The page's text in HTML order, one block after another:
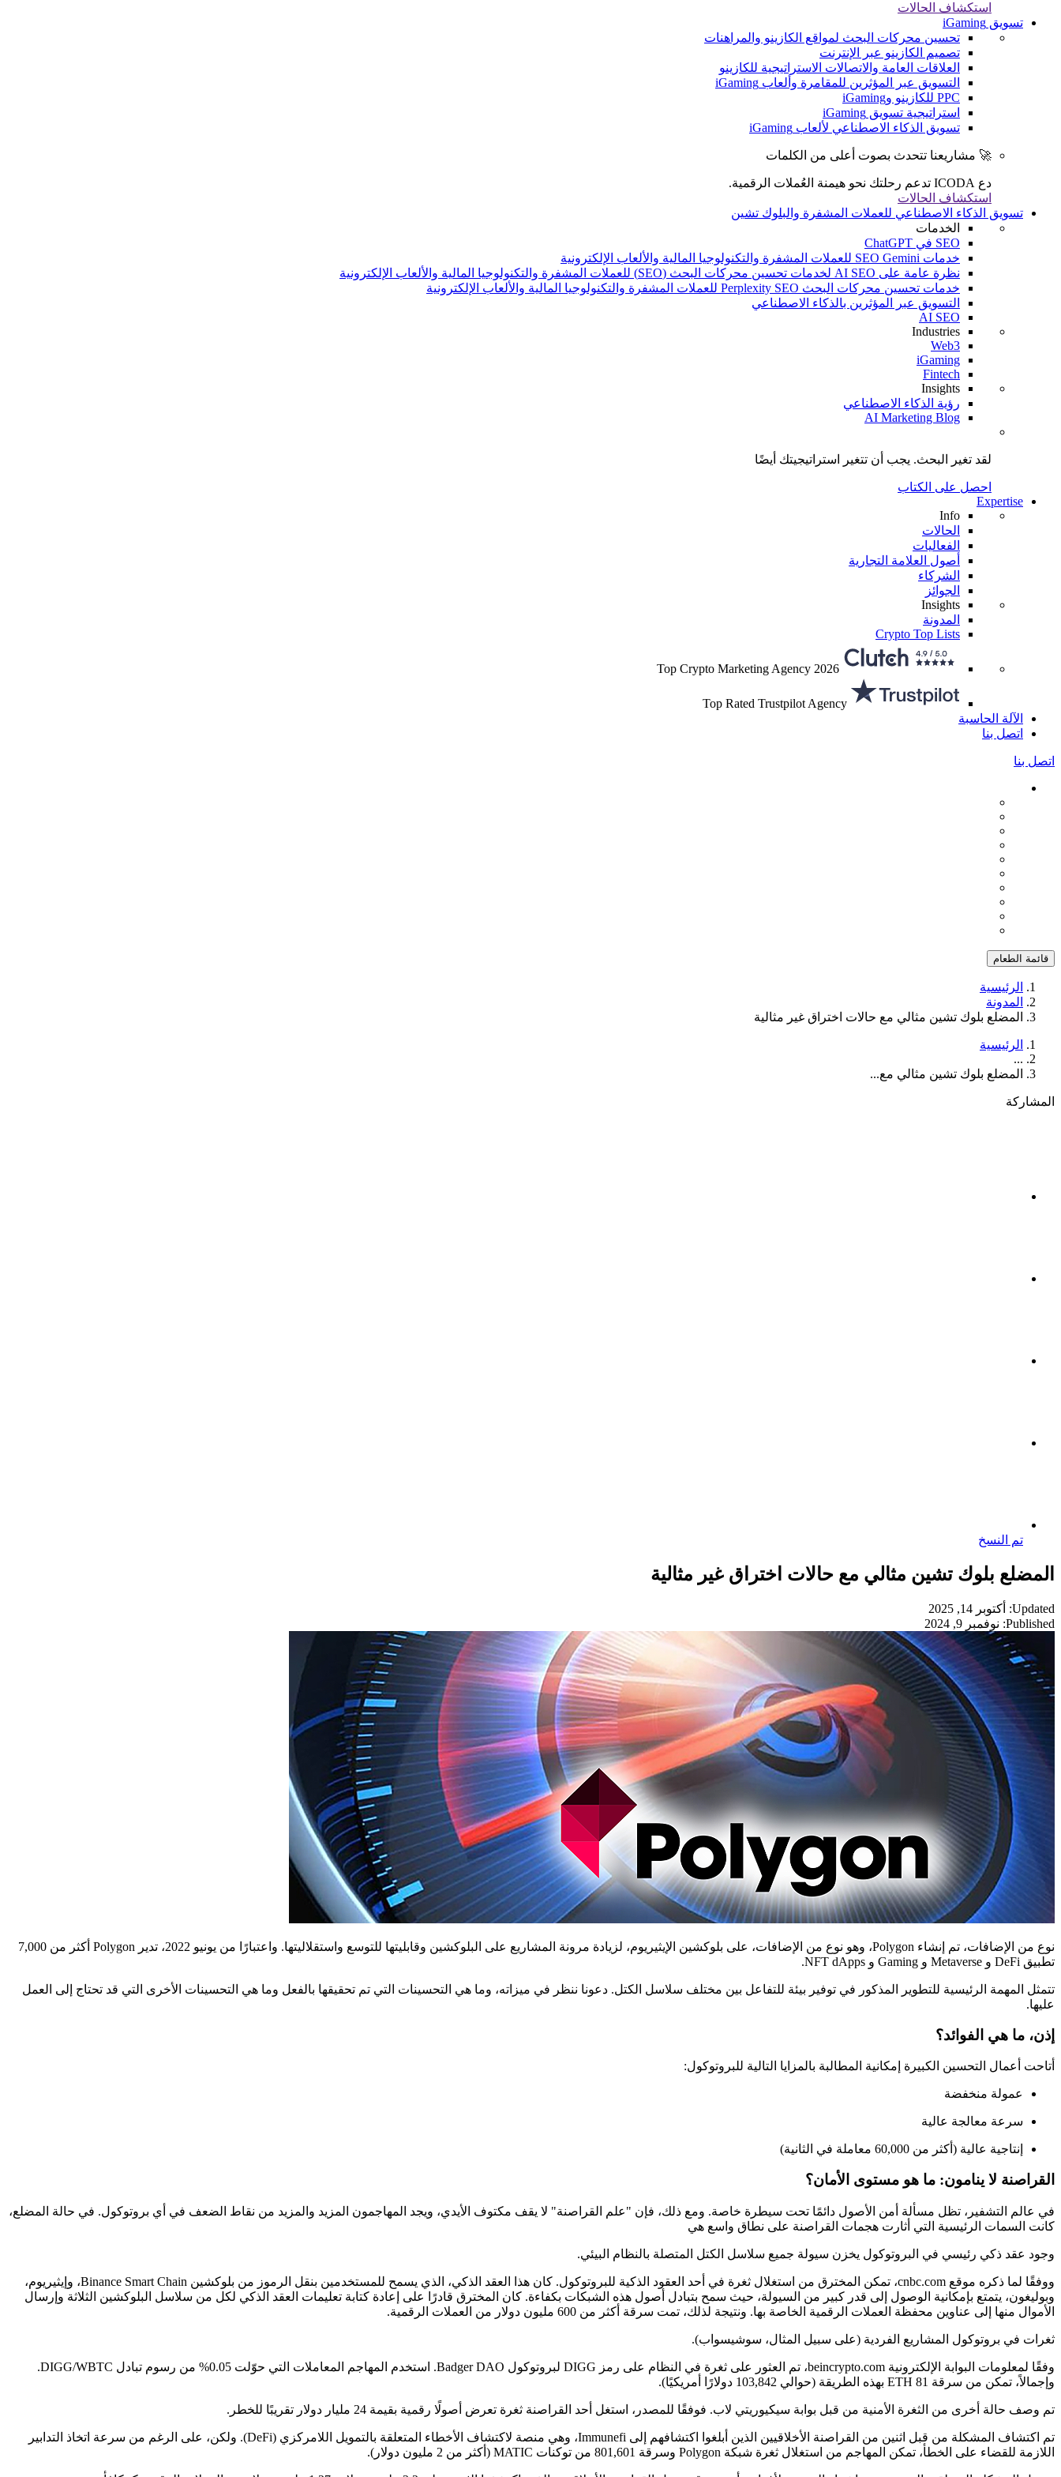
استكشاف الحالات
تسويق iGaming
تحسين محركات البحث لمواقع الكازينو والمراهنات
تصميم الكازينو عبر الإنترنت
العلاقات العامة والاتصالات الاستراتيجية للكازينو
التسويق عبر المؤثرين للمقامرة وألعاب iGaming
PPC للكازينو وiGaming
استراتيجية تسويق iGaming
تسويق الذكاء الاصطناعي لألعاب iGaming
🚀 مشاريعنا تتحدث بصوت أعلى من الكلمات
دع ICODA تدعم رحلتك نحو هيمنة العُملات الرقمية.
استكشاف الحالات
تسويق الذكاء الاصطناعي للعملات المشفرة والبلوك تشين
الخدمات
SEO في ChatGPT
خدمات SEO Gemini للعملات المشفرة والتكنولوجيا المالية والألعاب الإلكترونية
نظرة عامة على AI SEO لخدمات تحسين محركات البحث (SEO) للعملات المشفرة والتكنولوجيا المالية والألعاب الإلكترونية
خدمات تحسين محركات البحث Perplexity SEO للعملات المشفرة والتكنولوجيا المالية والألعاب الإلكترونية
التسويق عبر المؤثرين بالذكاء الاصطناعي
AI SEO
Industries
Web3
iGaming
Fintech
Insights
رؤية الذكاء الاصطناعي
AI Marketing Blog
لقد تغير البحث. يجب أن تتغير استراتيجيتك أيضًا
احصل على الكتاب
Expertise
Info
الحالات
الفعاليات
أصول العلامة التجارية
الشركاء
الجوائز
Insights
المدونة
Crypto Top Lists
Top Crypto Marketing Agency 2026
Top Rated Trustpilot Agency
الآلة الحاسبة
اتصل بنا
اتصل بنا
قائمة الطعام
الرئيسية
المدونة
المضلع بلوك تشين مثالي مع حالات اختراق غير مثالية
الرئيسية
...
المضلع بلوك تشين مثالي مع...
المشاركة
تم النسخ
المضلع بلوك تشين مثالي مع حالات اختراق غير مثالية
Updated: أكتوبر 14, 2025
Published: نوفمبر 9, 2024
نوع من الإضافات، تم إنشاء Polygon، وهو نوع من الإضافات، على بلوكشين الإيثيريوم، لزيادة مرونة المشاريع على البلوكشين وقابليتها للتوسع واستقلاليتها. واعتبارًا من يونيو 2022، تدير Polygon أكثر من 7,000
تطبيق DeFi و Metaverse و Gaming و NFT dApps.
تتمثل المهمة الرئيسية للتطوير المذكور في توفير بيئة للتفاعل بين مختلف سلاسل الكتل. دعونا ننظر في ميزاته، وما هي التحسينات التي تم تحقيقها بالفعل وما هي التحسينات الأخرى التي قد تحتاج إلى العمل
عليها.
إذن، ما هي الفوائد؟
أتاحت أعمال التحسين الكبيرة إمكانية المطالبة بالمزايا التالية للبروتوكول:
عمولة منخفضة
سرعة معالجة عالية
إنتاجية عالية (أكثر من 60,000 معاملة في الثانية)
القراصنة لا ينامون: ما هو مستوى الأمان؟
في عالم التشفير، تظل مسألة أمن الأصول دائمًا تحت سيطرة خاصة. ومع ذلك، فإن "علم القراصنة" لا يقف مكتوف الأيدي، ويجد المهاجمون المزيد والمزيد من نقاط الضعف في أي بروتوكول. في حالة المضلع،
كانت السمات الرئيسية التي أثارت هجمات القراصنة على نطاق واسع هي
وجود عقد ذكي رئيسي في البروتوكول يخزن سيولة جميع سلاسل الكتل المتصلة بالنظام البيئي.
ووفقًا لما ذكره موقع cnbc.com، تمكن المخترق من استغلال ثغرة في أحد العقود الذكية للبروتوكول. كان هذا العقد الذكي، الذي يسمح للمستخدمين بنقل الرموز من بلوكشين Binance Smart Chain، وإيثيريوم،
وبوليغون، يتمتع بإمكانية الوصول إلى قدر كبير من السيولة، حيث سمح بتبادل أصول هذه الشبكات بكفاءة. كان المخترق قادرًا على إعادة كتابة تعليمات العقد الذكي لكل من سلاسل البلوكشين الثلاثة وإرسال
الأموال منها إلى عناوين محفظة العملات الرقمية الخاصة بها. ونتيجة لذلك، تمت سرقة أكثر من 600 مليون دولار من العملات الرقمية.
ثغرات في بروتوكول المشاريع الفردية (على سبيل المثال، سوشيسواب).
وفقًا لمعلومات البوابة الإلكترونية beincrypto.com، تم العثور على ثغرة في النظام على رمز DIGG لبروتوكول Badger DAO. استخدم المهاجم المعاملات التي حوّلت 0.05% من رسوم تبادل DIGG/WBTC.
وإجمالاً، تمكن من سرقة 81 ETH بهذه الطريقة (حوالي 103,842 دولارًا أمريكيًا).
تم وصف حالة أخرى من الثغرة الأمنية من قبل بوابة سيكيوريتي لاب. فوفقًا للمصدر، استغل أحد القراصنة ثغرة تعرض أصولًا رقمية بقيمة 24 مليار دولار تقريبًا للخطر.
تم اكتشاف المشكلة من قبل اثنين من القراصنة الأخلاقيين الذين أبلغوا اكتشافهم إلى Immunefi، وهي منصة لاكتشاف الأخطاء المتعلقة بالتمويل اللامركزي (DeFi). ولكن، على الرغم من سرعة اتخاذ التدابير
اللازمة للقضاء على الخطأ، تمكن المهاجم من استغلال ثغرة شبكة Polygon وسرقة 801,601 من توكنات MATIC (أكثر من 2 مليون دولار).